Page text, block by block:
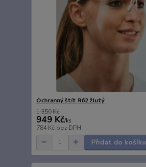
Ochranný štít R62 žlutý
1 350 Kč
949 Kč/ks
784 Kč bez DPH
Přidat do košíku